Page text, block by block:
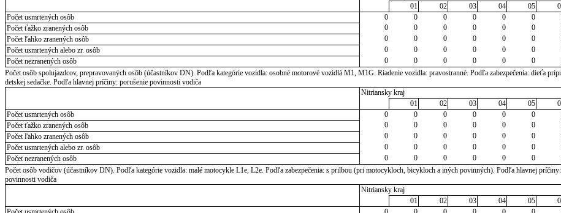
01
02 03 04 05
Počet usmrtených osôb
0 0 0 0 0 0
Počet ťažko zranených osôb
0 0 0 0 0 0
Počet ľahko zranených osôb
0 0 0 0 0 0
Počet usmrtených alebo zr. osôb
0 0 0 0 0 0
Počet nezranených osôb
0 0 0 0 0 0
Počet osôb spolujazdcov, prepravovaných osôb (účastníkov DN). Podľa kategórie vozidla: osobné motorové vozidlá M1, M1G. Riadenie vozidla: pravostranné. Podľa zabezpečenia: dieťa
detskej sedačke. Podľa hlavnej príčiny: porušenie povinnosti vodiča
Nitriansky kraj
01
02 03 04 05
Počet usmrtených osôb
0 0 0 0 0 0
Počet ťažko zranených osôb
0 0 0 0 0 0
Počet ľahko zranených osôb
0 0 0 0 0 0
Počet usmrtených alebo zr. osôb
0 0 0 0 0 0
Počet nezranených osôb
0 0 0 0 0 0
Počet osôb vodičov (účastníkov DN). Podľa kategórie vozidla: malé motocykle L1e, L2e. Podľa zabezpečenia: s prilbou (pri motocykloch, bicykloch a iných povinných). Podľa hlavnej
povinnosti vodiča
Nitriansky kraj
01
02 03 04 05